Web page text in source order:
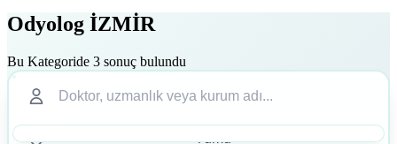
Odyolog İZMİR
Bu Kategoride 3 sonuç bulundu